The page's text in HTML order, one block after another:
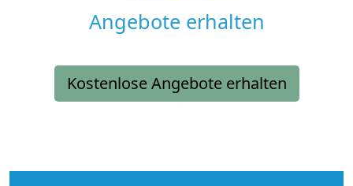
Angebote erhalten
Kostenlose Angebote erhalten